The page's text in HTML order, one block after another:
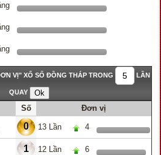
VỊ" XỔ SỐ ĐỒNG THÁP TRONG LẦN
QUAY
Số Đơn vị
0 13 Lần 4
1 12 Lần 6